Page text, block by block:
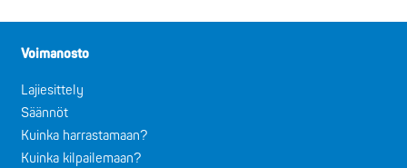
Voimanosto
Lajiesittely
Säännöt
Kuinka harrastamaan?
Kuinka kilpailemaan?